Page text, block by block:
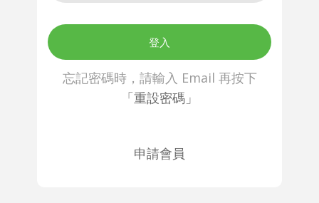
登入
忘記密碼時，請輸入 Email 再按下
「重設密碼」
申請會員